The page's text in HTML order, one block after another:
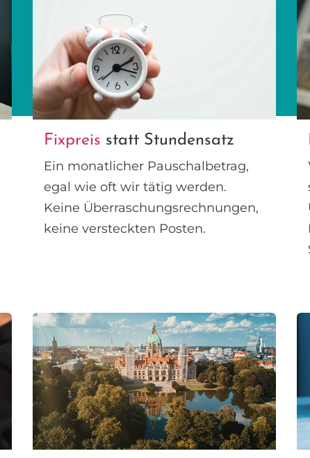
Fixpreis statt Stundensatz
Ein monatlicher Pauschalbetrag,
egal wie oft wir tätig werden.
Keine Überraschungsrechnungen,
keine versteckten Posten.